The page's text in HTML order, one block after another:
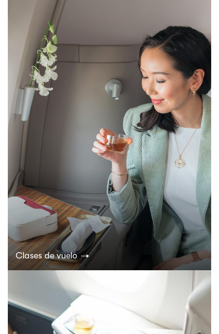
Clases de vuelo